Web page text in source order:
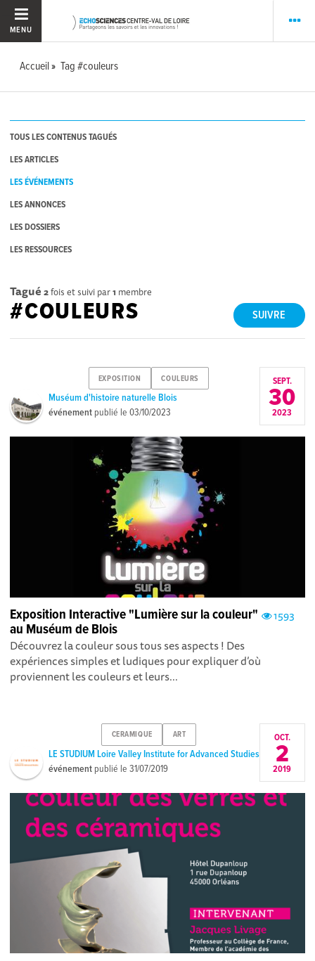
MENU
Accueil Tag #couleurs
TOUS LES CONTENUS TAGUÉS
LES ARTICLES
LES ÉVÉNEMENTS
LES ANNONCES
LES DOSSIERS
LES RESSOURCES
Tagué 2fois et suivi par1 membre
SUIVRE
#COULEURS
EXPOSITION COULEURS
Muséum d'histoire naturelle Blois
événement publié le03/10/2023
SEPT.
30
2023
1593
Exposition Interactive "Lumière sur la couleur"
au Muséum de Blois
Découvrez la couleur sous tous ses aspects ! Des
expériences simples et ludiques pour expliquer d’où
proviennent les couleurs et leurs...
CERAMIQUE ART
LE STUDIUM Loire Valley Institute for Advanced Studies
événement publié le31/07/2019
OCT.
2
2019